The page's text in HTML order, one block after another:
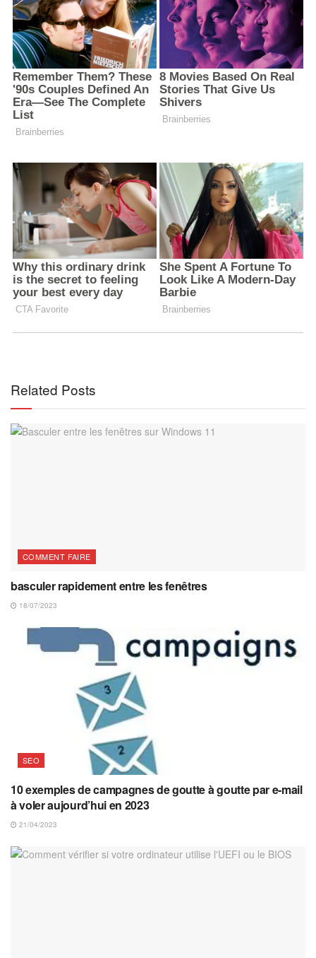
Related Posts
COMMENT FAIRE
basculer rapidement entre les fenêtres
18/07/2023
SEO
10 exemples de campagnes de goutte à goutte par e-mail
à voler aujourd’hui en 2023
21/04/2023